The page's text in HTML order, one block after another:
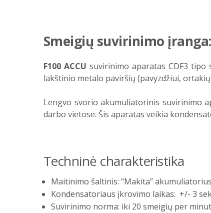
Smeigių suvirinimo įranga:
F100 ACCU suvirinimo aparatas CDF3
lakštinio metalo paviršių (pavyzdžiui,
Lengvo svorio akumuliatorinis suvirinimo
darbo vietose. Šis aparatas veikia
Techninė charakteristika
Maitinimo šaltinis: “Makita” akumuliatorius
Kondensatoriaus įkrovimo laikas: +/- 3
Suvirinimo norma: iki 20 smeigių per